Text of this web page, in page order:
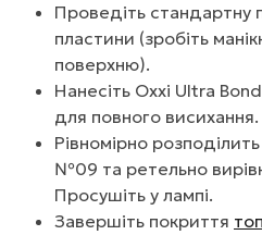
Проведіть стандартну
пластини (зробіть
поверхню).
Нанесіть Oxxi Ultra
для повного висихання.
Рівномірно
№09 та ретельно
Просушіть у лампі.
Завершіть покриття